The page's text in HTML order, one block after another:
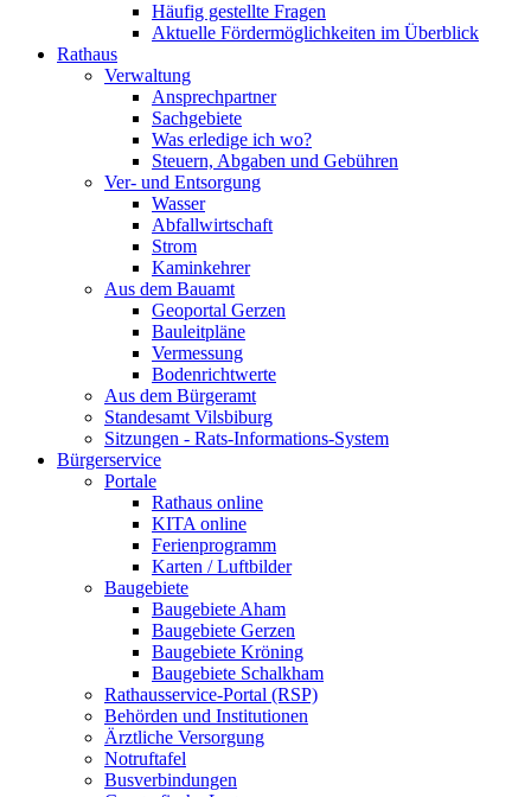
Häufig gestellte Fragen
Aktuelle Fördermöglichkeiten im Überblick
Rathaus
Verwaltung
Ansprechpartner
Sachgebiete
Was erledige ich wo?
Steuern, Abgaben und Gebühren
Ver- und Entsorgung
Wasser
Abfallwirtschaft
Strom
Kaminkehrer
Aus dem Bauamt
Geoportal Gerzen
Bauleitpläne
Vermessung
Bodenrichtwerte
Aus dem Bürgeramt
Standesamt Vilsbiburg
Sitzungen - Rats-Informations-System
Bürgerservice
Portale
Rathaus online
KITA online
Ferienprogramm
Karten / Luftbilder
Baugebiete
Baugebiete Aham
Baugebiete Gerzen
Baugebiete Kröning
Baugebiete Schalkham
Rathausservice-Portal (RSP)
Behörden und Institutionen
Ärztliche Versorgung
Notruftafel
Busverbindungen